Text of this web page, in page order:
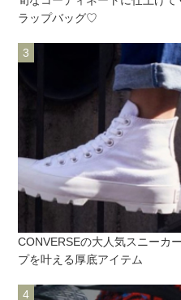
ラップバッグ♡
CONVERSEの大人気スニーカ
プを叶える厚底アイテム